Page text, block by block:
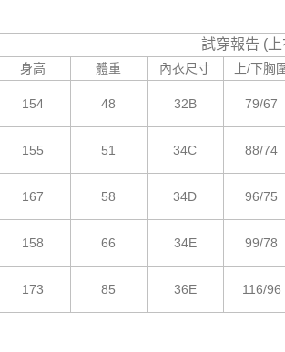
試穿報告 (
身高 體重 內衣尺寸 上/下胸
154 48 32B 79/67
155 51 34C 88/74
167 58 34D 96/75
158 66 34E 99/78
173 85 36E 116/96